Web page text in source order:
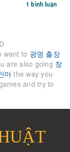
1 bình luận
want to 광명 출장
are also going 창
마the way you
and try to